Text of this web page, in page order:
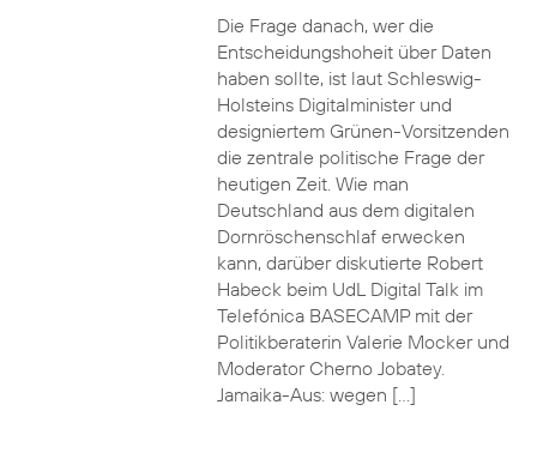
Die Frage danach, wer die
Entscheidungshoheit über Daten
haben sollte, ist laut Schleswig-
Holsteins Digitalminister und
designiertem Grünen-Vorsitzenden
die zentrale politische Frage der
heutigen Zeit. Wie man
Deutschland aus dem digitalen
Dornröschenschlaf erwecken
kann, darüber diskutierte Robert
Habeck beim UdL Digital Talk im
Telefónica BASECAMP mit der
Politikberaterin Valerie Mocker und
Moderator Cherno Jobatey.
Jamaika-Aus: wegen […]